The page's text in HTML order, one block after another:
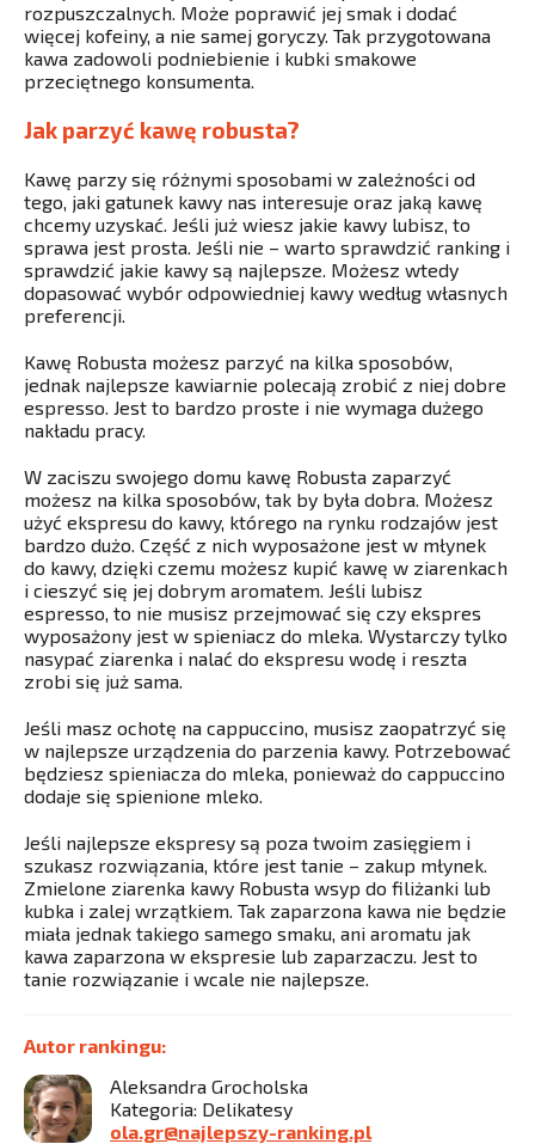
rozpuszczalnych. Może poprawić jej smak i dodać
więcej kofeiny, a nie samej goryczy. Tak przygotowana
kawa zadowoli podniebienie i kubki smakowe
przeciętnego konsumenta.
Jak parzyć kawę robusta?
Kawę parzy się różnymi sposobami w zależności od
tego, jaki gatunek kawy nas interesuje oraz jaką kawę
chcemy uzyskać. Jeśli już wiesz jakie kawy lubisz, to
sprawa jest prosta. Jeśli nie – warto sprawdzić ranking i
sprawdzić jakie kawy są najlepsze. Możesz wtedy
dopasować wybór odpowiedniej kawy według własnych
preferencji.
Kawę Robusta możesz parzyć na kilka sposobów,
jednak najlepsze kawiarnie polecają zrobić z niej dobre
espresso. Jest to bardzo proste i nie wymaga dużego
nakładu pracy.
W zaciszu swojego domu kawę Robusta zaparzyć
możesz na kilka sposobów, tak by była dobra. Możesz
użyć ekspresu do kawy, którego na rynku rodzajów jest
bardzo dużo. Część z nich wyposażone jest w młynek
do kawy, dzięki czemu możesz kupić kawę w ziarenkach
i cieszyć się jej dobrym aromatem. Jeśli lubisz
espresso, to nie musisz przejmować się czy ekspres
wyposażony jest w spieniacz do mleka. Wystarczy tylko
nasypać ziarenka i nalać do ekspresu wodę i reszta
zrobi się już sama.
Jeśli masz ochotę na cappuccino, musisz zaopatrzyć się
w najlepsze urządzenia do parzenia kawy. Potrzebować
będziesz spieniacza do mleka, ponieważ do cappuccino
dodaje się spienione mleko.
Jeśli najlepsze ekspresy są poza twoim zasięgiem i
szukasz rozwiązania, które jest tanie – zakup młynek.
Zmielone ziarenka kawy Robusta wsyp do filiżanki lub
kubka i zalej wrzątkiem. Tak zaparzona kawa nie będzie
miała jednak takiego samego smaku, ani aromatu jak
kawa zaparzona w ekspresie lub zaparzaczu. Jest to
tanie rozwiązanie i wcale nie najlepsze.
Autor rankingu:
Aleksandra Grocholska
Kategoria: Delikatesy
ola.gr@najlepszy-ranking.pl